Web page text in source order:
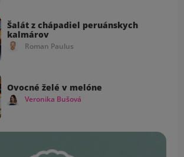
Šalát z chápadiel peruánskych
kalmárov
Roman Paulus
Ovocné želé v melóne
Veronika Bušová